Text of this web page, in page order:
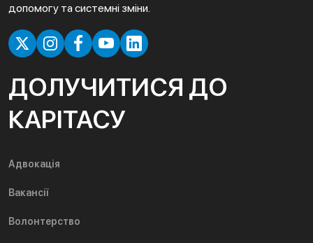
допомогу та системні зміни.
ДОЛУЧИТИСЯ ДО
КАРІТАСУ
Адвокація
Вакансії
Волонтерство